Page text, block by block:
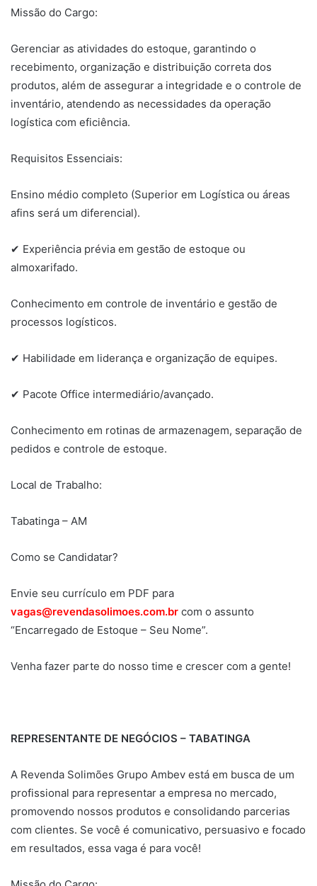
Missão do Cargo:
Gerenciar as atividades do estoque, garantindo o
recebimento, organização e distribuição correta dos
produtos, além de assegurar a integridade e o controle de
inventário, atendendo as necessidades da operação
logística com eficiência.
Requisitos Essenciais:
Ensino médio completo (Superior em Logística ou áreas
afins será um diferencial).
✔ Experiência prévia em gestão de estoque ou
almoxarifado.
Conhecimento em controle de inventário e gestão de
processos logísticos.
✔ Habilidade em liderança e organização de equipes.
✔ Pacote Office intermediário/avançado.
Conhecimento em rotinas de armazenagem, separação de
pedidos e controle de estoque.
Local de Trabalho:
Tabatinga – AM
Como se Candidatar?
Envie seu currículo em PDF para
vagas@revendasolimoes.com.br com o assunto
“Encarregado de Estoque – Seu Nome”.
Venha fazer parte do nosso time e crescer com a gente!
REPRESENTANTE DE NEGÓCIOS – TABATINGA
A Revenda Solimões Grupo Ambev está em busca de um
profissional para representar a empresa no mercado,
promovendo nossos produtos e consolidando parcerias
com clientes. Se você é comunicativo, persuasivo e focado
em resultados, essa vaga é para você!